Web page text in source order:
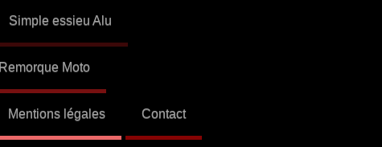
Simple essieu Alu
Remorque Moto
Mentions légales Contact